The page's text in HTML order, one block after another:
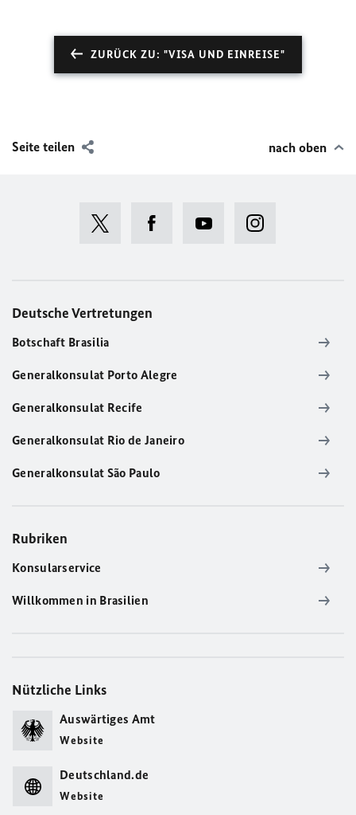
ZURÜCK ZU: "VISA UND EINREISE"
Seite teilen nach oben
Deutsche Vertretungen
Botschaft Brasilia
Generalkonsulat Porto Alegre
Generalkonsulat Recife
Generalkonsulat Rio de Janeiro
Generalkonsulat São Paulo
Rubriken
Konsularservice
Willkommen in Brasilien
Nützliche Links
Auswärtiges Amt
Website
Deutschland.de
Website